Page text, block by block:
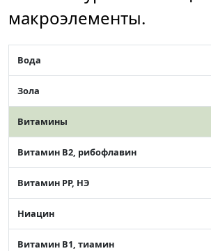
макроэлементы.
Вода
Зола
Витамины
Витамин В2, рибофлавин
Витамин РР, НЭ
Ниацин
Витамин В1, тиамин